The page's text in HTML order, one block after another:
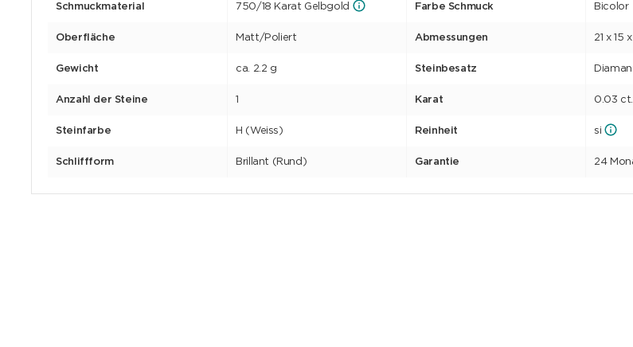
Schmuckmaterial 750/18 Karat Gelbgold Farbe Schmuck Bicolor
Oberfläche Matt/Poliert Abmessungen 21 x 15
Gewicht ca. 2.2 g Steinbesatz
Anzahl der Steine 1 Karat 0.03 ct.
Steinfarbe H (Weiss) Reinheit si
Schliffform Brillant (Rund) Garantie 24